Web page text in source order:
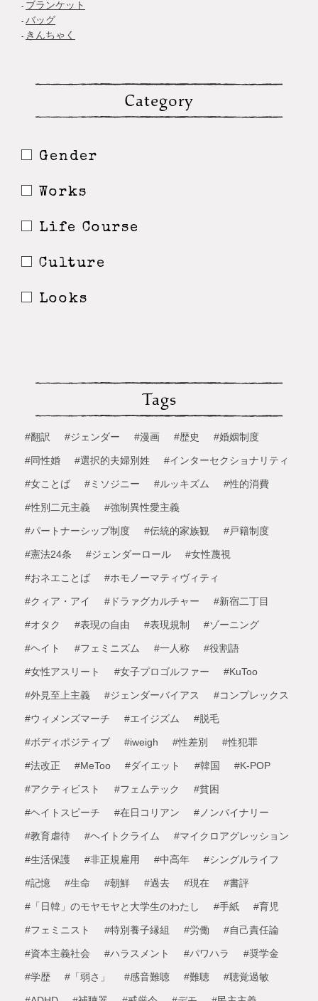
ブランケット
バッグ
きんちゃく
Category
Gender
Works
Life Course
Culture
Looks
Tags
#翻訳 #ジェンダー #漫画 #歴史 #婚姻制度
#同性婚 #選択的夫婦別姓 #インターセクショナリティ
#女ことば #ミソジニー #ルッキズム #性的消費
#性別二元主義 #強制異性愛主義
#パートナーシップ制度 #伝統的家族観 #戸籍制度
#憲法24条 #ジェンダーロール #女性蔑視
#おネエことば #ホモノーマティヴィティ
#クィア・アイ #ドラァグカルチャー #新宿二丁目
#オタク #表現の自由 #表現規制 #ゾーニング
#ヘイト #フェミニズム #一人称 #役割語
#女性アスリート #女子プロゴルファー #KuToo
#外見至上主義 #ジェンダーバイアス #コンプレックス
#ウィメンズマーチ #エイジズム #脱毛
#ボディポジティブ #iweigh #性差別 #性犯罪
#法改正 #MeToo #ダイエット #韓国 #K-POP
#アクティビスト #フェムテック #貧困
#ヘイトスピーチ #在日コリアン #ノンバイナリー
#教育虐待 #ヘイトクライム #マイクロアグレッション
#生活保護 #非正規雇用 #中高年 #シングルライフ
#記憶 #生命 #朝鮮 #過去 #現在 #書評
#「日韓」のモヤモヤと大学生のわたし #手紙 #育児
#フェミニスト #特別養子縁組 #労働 #自己責任論
#資本主義社会 #ハラスメント #パワハラ #奨学金
#学歴 #「弱さ」 #感音難聴 #難聴 #聴覚過敏